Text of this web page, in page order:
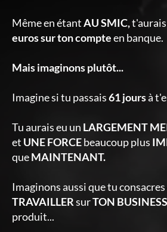
Même en étantAU SMIC,
euros sur ton compteen banque.
Mais imaginons plutôt...
Imagine si tu passais61 joursà
Tu aurais eu un LARGEMENT
et UNE FORCEbeaucoup plus
queMAINTENANT.
Imaginons aussi que tu
TRAVAILLERsurTON BUSINESS
produit...